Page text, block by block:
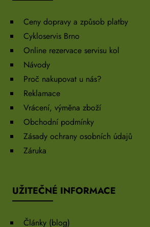
Ceny dopravy a způsob platby
Cykloservis Brno
Online rezervace servisu kol
Návody
Proč nakupovat u nás?
Reklamace
Vrácení, výměna zboží
Obchodní podmínky
Zásady ochrany osobních údajů
Záruka
UŽITEČNÉ INFORMACE
Články (blog)